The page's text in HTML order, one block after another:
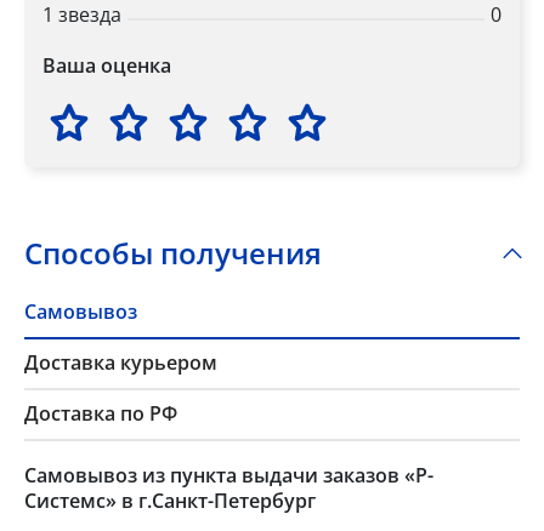
1 звезда
0
Ваша оценка
Способы получения
Самовывоз
Доставка курьером
Доставка по РФ
Самовывоз из пункта выдачи заказов «Р-
Системс» в г.Санкт-Петербург